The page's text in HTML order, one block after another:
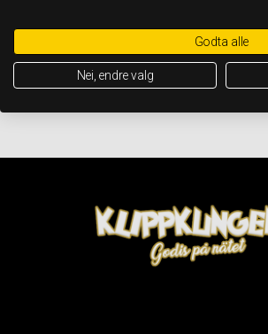
Godta alle
Nei, endre valg